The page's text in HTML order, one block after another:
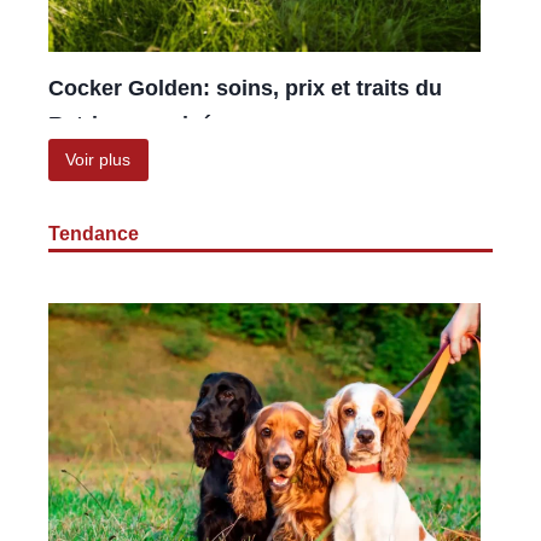
Cocker Golden: soins, prix et traits du
Retriever croisé
mars 15, 2025
Mélanges de Cocker Spaniel
Voir plus
Tendance